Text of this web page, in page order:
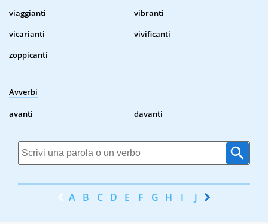
viaggianti
vibranti
vicarianti
vivificanti
zoppicanti
Avverbi
avanti davanti
A B C D E F G H I J K